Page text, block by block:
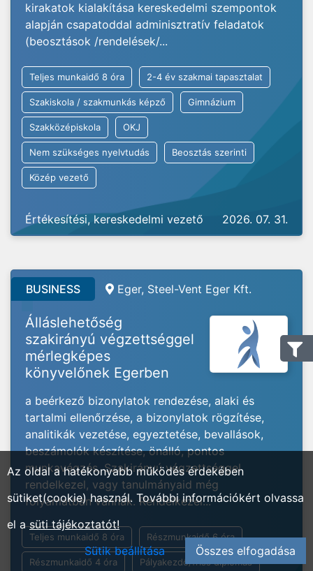
kirakatok kialakítása kereskedelmi szempontok
alapján csapatoddal adminisztratív feladatok
(beosztások /rendelések/...
Teljes munkaidő 8 óra 2-4 év szakmai tapasztalat
Szakiskola / szakmunkás képző Gimnázium
Szakközépiskola OKJ
Nem szükséges nyelvtudás Beosztás szerinti
Közép vezető
Értékesítési, kereskedelmi vezető 2026. 07. 31.
BUSINESS Eger, Steel-Vent Eger Kft.
Álláslehetőség
szakirányú végzettséggel
mérlegképes
könyvelőnek Egerben
a beérkező bizonylatok rendezése, alaki és
tartalmi ellenőrzése, a bizonylatok rögzítése,
analitikák vezetése, egyeztetése, bevallások,
beszámolók készítése, önálló, pontos
munkavégzés, Szakirányú végzettséggel
rendelkezel, vagy tanulmányaid még
folyamatban vannak. Rendelkezel...
Teljes munkaidő 8 óra Részmunkaidő 6 óra
Részmunkaidő 4 óra Pályakezdő/friss diplomás
Az oldal a hatékonyabb működés érdekében
sütiket(cookie) használ. További információkért olvassa
el asüti tájékoztatót!
Sütik beállítása
Összes elfogadása